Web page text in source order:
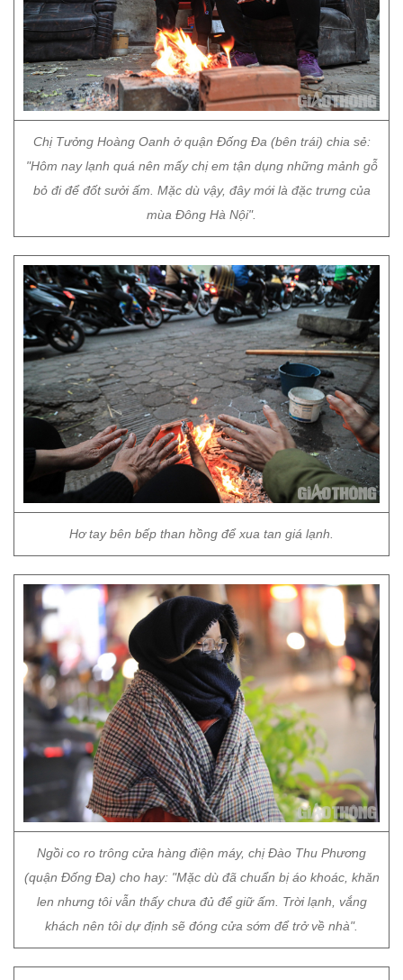
Chị Tưởng Hoàng Oanh ở quận Đống Đa (bên trái) chia sẻ:
"Hôm nay lạnh quá nên mấy chị em tận dụng những mảnh gỗ
bỏ đi để đốt sưởi ấm. Mặc dù vậy, đây mới là đặc trưng của
mùa Đông Hà Nội".
Hơ tay bên bếp than hồng để xua tan giá lạnh.
Ngồi co ro trông cửa hàng điện máy, chị Đào Thu Phương
(quận Đống Đa) cho hay: "Mặc dù đã chuẩn bị áo khoác, khăn
len nhưng tôi vẫn thấy chưa đủ để giữ ấm. Trời lạnh, vắng
khách nên tôi dự định sẽ đóng cửa sớm để trở về nhà".